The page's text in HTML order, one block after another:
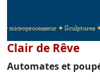
Clair de Rêve
Automates et